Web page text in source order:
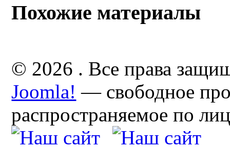
Похожие материалы
© 2026 . Все права
Joomla! — свободное
распространяемое по